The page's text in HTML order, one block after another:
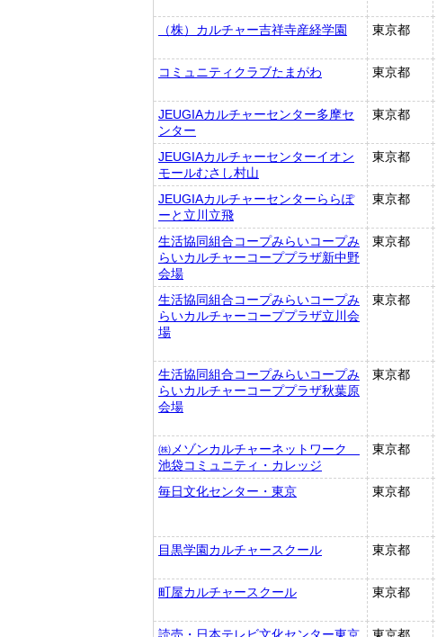
（株）カルチャー吉祥寺産経学園 東京都
コミュニティクラブたまがわ 東京都
JEUGIAカルチャーセンター多摩セ
ンター
東京都
JEUGIAカルチャーセンターイオン
モールむさし村山
東京都
JEUGIAカルチャーセンターららぽ
ーと立川立飛
東京都
生活協同組合コープみらいコープみ
らいカルチャーコーププラザ新中野
会場
東京都
生活協同組合コープみらいコープみ
らいカルチャーコーププラザ立川会
場
東京都
生活協同組合コープみらいコープみ
らいカルチャーコーププラザ秋葉原
会場
東京都
㈱メゾンカルチャーネットワーク
池袋コミュニティ・カレッジ
東京都
毎日文化センター・東京 東京都
目黒学園カルチャースクール 東京都
町屋カルチャースクール 東京都